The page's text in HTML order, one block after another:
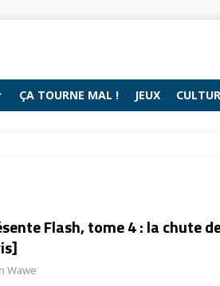
ÇA TOURNE MAL ! JEUX
Flash, tome 4 : la chute
Wawe